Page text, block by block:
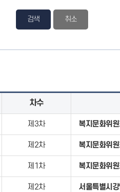
검색
차수
제3차 복지문화위원
제2차 복지문화위원
제1차 복지문화위원
제2차 서울특별시